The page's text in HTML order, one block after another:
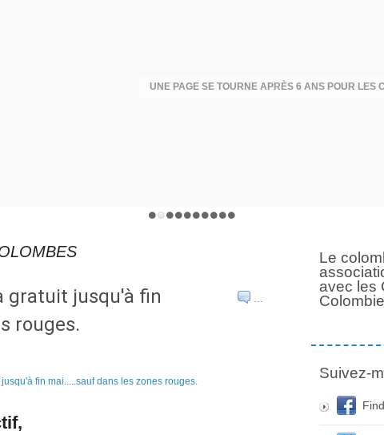
…
gratuit jusqu'à fin
rouges.
Le
avec les
Suivez-